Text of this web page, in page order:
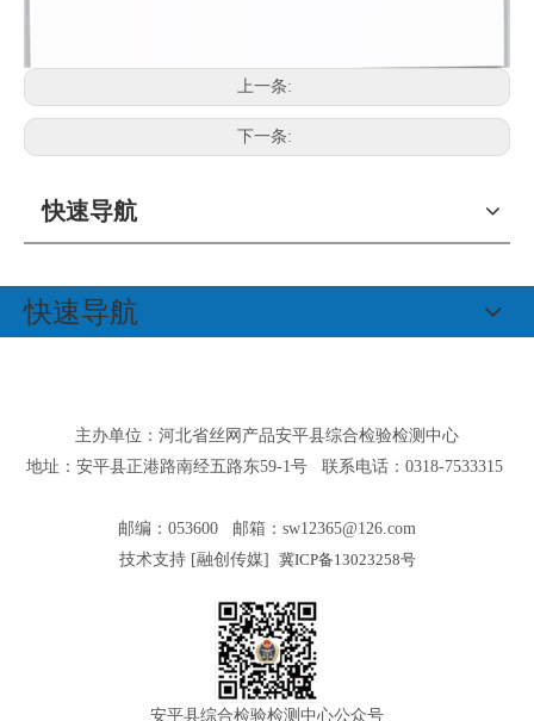
上一条:
下一条:
快速导航
快速导航
主办单位：河北省丝网产品安平县综合检验检测中心
地址：安平县正港路南经五路东59-1号 联系电话：0318-7533315
邮编：053600 邮箱： sw12365@126.com
技术支持 [融创传媒] 冀ICP备13023258号
安平县综合检验检测中心公众号